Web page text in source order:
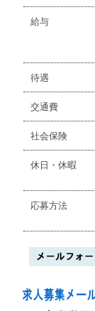
給与
待遇
交通費
社会保険
休日・休暇
応募方法